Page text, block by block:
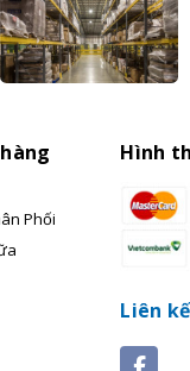
Phối
Hình
Liên